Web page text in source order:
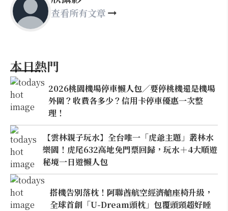
查看所有文章
本日熱門
2026桃園機場停車懶人包／要停桃機還是機場
外圍？收費各多少？信用卡停車優惠一次整
理！
【雲林親子玩水】全台唯一「虎爺主題」叢林水
樂園！虎尾632高地免門票回歸，玩水＋4大順遊
秘境一日遊懶人包
搭機告別落枕！阿聯酋航空經濟艙座椅升級，
全球首創「U-Dream頭枕」包覆頭頸超好睡